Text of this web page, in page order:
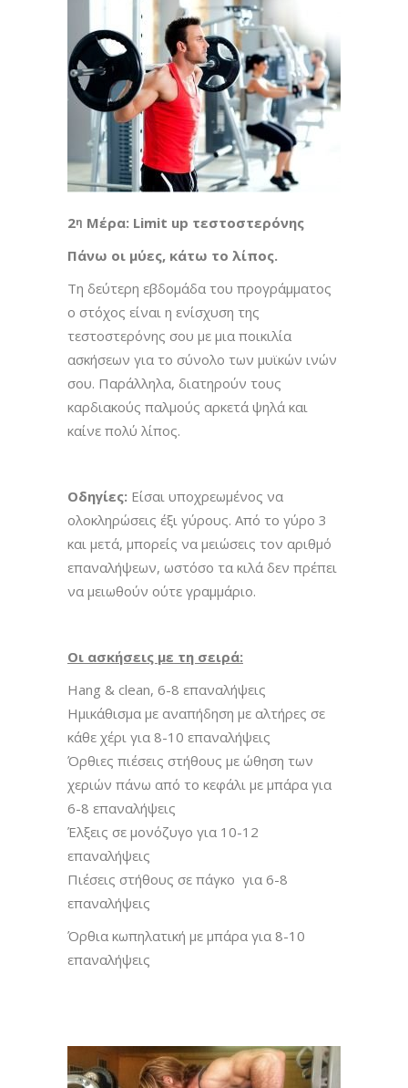
2η Μέρα: Limit up τεστοστερόνης
Πάνω οι μύες, κάτω το λίπος.
Τη δεύτερη εβδομάδα του προγράμματος
ο στόχος είναι η ενίσχυση της
τεστοστερόνης σου με μια ποικιλία
ασκήσεων για το σύνολο των μυϊκών ινών
σου. Παράλληλα, διατηρούν τους
καρδιακούς παλμούς αρκετά ψηλά και
καίνε πολύ λίπος.
Οδηγίες: Είσαι υποχρεωμένος να
ολοκληρώσεις έξι γύρους. Από το γύρο 3
και μετά, μπορείς να μειώσεις τον αριθμό
επαναλήψεων, ωστόσο τα κιλά δεν πρέπει
να μειωθούν ούτε γραμμάριο.
Οι ασκήσεις με τη σειρά:
Hang & clean, 6-8 επαναλήψεις
Ημικάθισμα με αναπήδηση με αλτήρες σε
κάθε χέρι για 8-10 επαναλήψεις
Όρθιες πιέσεις στήθους με ώθηση των
χεριών πάνω από το κεφάλι με μπάρα για
6-8 επαναλήψεις
Έλξεις σε μονόζυγο για 10-12
επαναλήψεις
Πιέσεις στήθους σε πάγκο για 6-8
επαναλήψεις
Όρθια κωπηλατική με μπάρα για 8-10
επαναλήψεις